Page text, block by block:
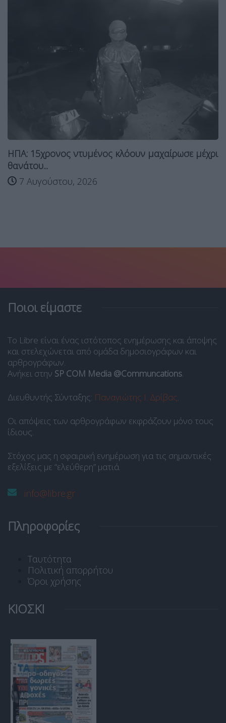
ΗΠΑ: 15χρονος ντυμένος κλόουν μαχαίρωσε μέχρι
θανάτου...
7 Αυγούστου, 2026
Ποιοι είμαστε
Το Libre είναι ένας ιστότοπος ενημέρωσης και άποψης
και στελεχώνεται από ομάδα δημοσιογράφων και
αρθρογράφων.
Ανήκει στην SP COM Media @Communcations.
Διευθυντής Σύνταξης: Παναγιώτης Ι. Δρίβας.
Οι απόψεις των αρθρογράφων εκφράζουν μόνο τους
ίδιους.
Στόχος μας η σφαιρική ενημέρωση για τις σημαντικές
εξελίξεις με “ελεύθερη” ματιά.
info@libre.gr
Πληροφορίες
Ταυτότητα
Πολιτική απορρήτου
Όροι χρήσης
ΚΙΟΣΚΙ